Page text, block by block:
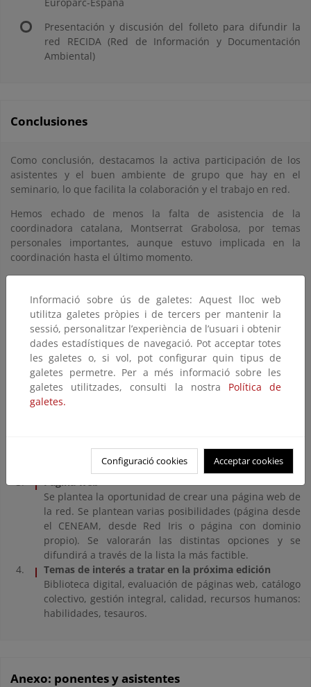
Presentación y discusión del folleto para difundir la
red RECIDA (Red de Información y Documentación
Ambiental)
Conclusiones
Como conclusión, destacamos la activa participación de los
asistentes y el buen ambiente de grupo que hay en el
seminario, lo que facilita la colaboración y el trabajo en red.
Hemos echado de menos la falta de asistencia de la
coordinadora catalana, Montserrat Grabolosa, por temas
personales importantes, aunque estuvo implicada en la
coordinación hasta el último momento.
común para los participantes en el Seminario:
Lista de distribución y servicio de intercambio de
ficheros
Se propone que Javier Puertas solicite a Red Iris el
cambio de nombre de la lista de distribución y que en
lugar de llamarse CDENPMA pase a denominarse
RECIDA, al igual que la red.
Publicación de un folleto
participante para aunar criterios y tratar en lo posible
de recoger todas las sugerencias.
Página web
Se plantea la oportunidad de crear una página web de
la red. Se plantean varias posibilidades (página desde
el CENEAM, desde Red Iris o página con dominio
propio). Se valorarán las distintas opciones y se
difundirá a través de la lista la más factible.
Temas de interés a tratar en la próxima edición
Biblioteca digital, evaluación de páginas web, catálogo
colectivo, gestión integral, calidad, recursos humanos:
habilidades, tesauros.
Anexo: ponentes y asistentes
Informació sobre ús de galetes: Aquest lloc web
utilitza galetes pròpies i de tercers per mantenir la
sessió, personalitzar l’experiència de l’usuari i obtenir
dades estadístiques de navegació. Pot acceptar totes
les galetes o, si vol, pot configurar quin tipus de
galetes permetre. Per a més informació sobre les
galetes utilitzades, consulti la nostra Política de
galetes.
Configuració cookies Acceptar cookies